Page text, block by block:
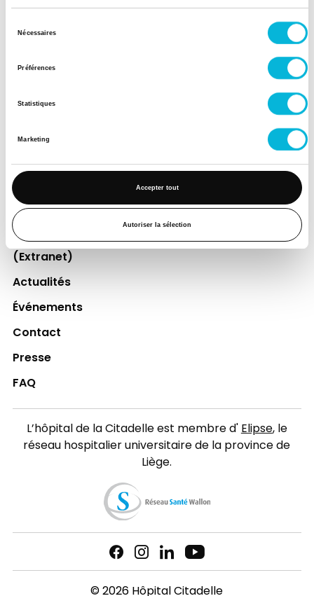
Nécessaires
Préférences
Statistiques
Marketing
Accepter tout
Autoriser la sélection
Soutenez notre Fondation
Votre don à la Fondation permet de
directement le bien-être des patients et
Espace Patient
Professionnels de la santé
Jobs
Accès collaborateurs et médecins Citadelle
(Extranet)
Actualités
Événements
Contact
Presse
FAQ
L’hôpital de la Citadelle est membre d'Elipse, le
réseau hospitalier universitaire de la province de
Liège.
© 2026 Hôpital Citadelle